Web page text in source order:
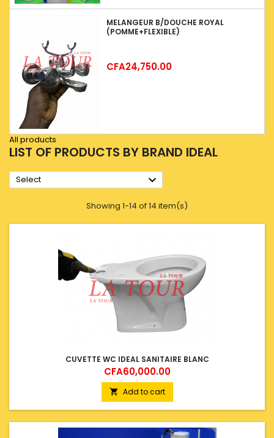
MELANGEUR B/DOUCHE ROYAL
(POMME+FLEXIBLE)
Price
CFA24,750.00
All products
LIST OF PRODUCTS BY BRAND IDEAL
Select 
Showing 1-14 of 14 item(s)
CUVETTE WC IDEAL SANITAIRE BLANC
Price
CFA60,000.00
 Add to cart